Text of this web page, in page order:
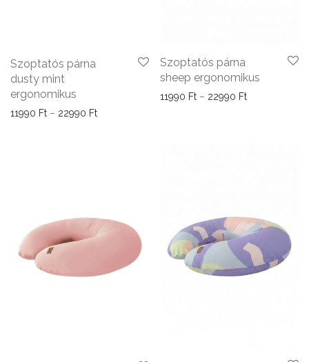
Szoptatós párna
dusty mint
ergonomikus
11990 Ft – 22990 FtÁrtartomány: 11990 Ft - 22990 Ft
Szoptatós párna
sheep ergonomikus
11990 Ft – 22990 FtÁrtartomány: